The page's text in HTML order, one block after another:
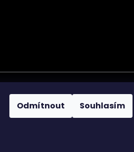
Odmítnout Souhlasím